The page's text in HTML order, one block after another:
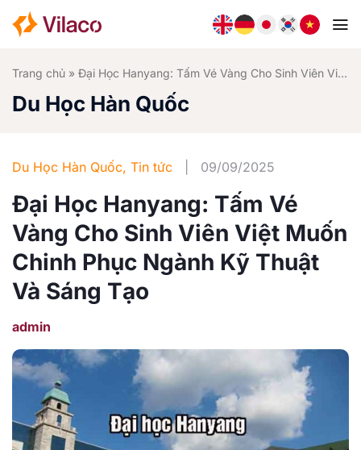
qua
Trang chủ » Đại Học Hanyang: Tấm Vé Vàng Cho Sinh Viên Việt Muốn Chinh Phục Ngành Kỹ Thuật Và Sáng Tạo
Du Học Hàn Quốc
Du Học Hàn Quốc, Tin tức 09/09/2025
Đại Học Hanyang: Tấm Vé
Vàng Cho Sinh Viên Việt Muốn
Chinh Phục Ngành Kỹ Thuật
Và Sáng Tạo
admin